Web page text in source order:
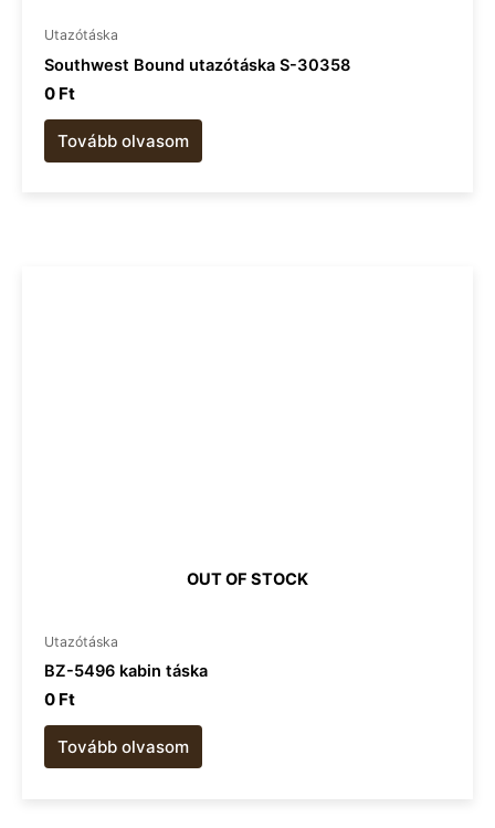
Utazótáska
Southwest Bound utazótáska S-30358
0 Ft
Tovább olvasom
OUT OF STOCK
Utazótáska
BZ-5496 kabin táska
0 Ft
Tovább olvasom